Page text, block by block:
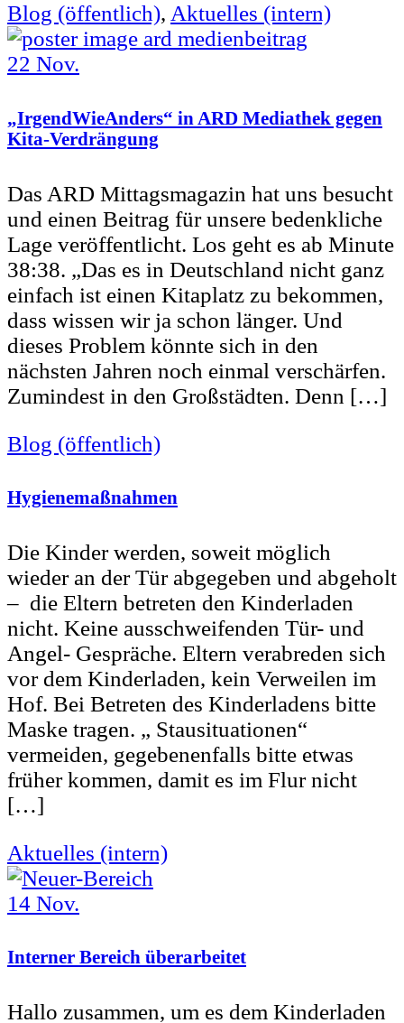
Blog (öffentlich), Aktuelles (intern)
22 Nov.
„IrgendWieAnders“ in ARD Mediathek gegen
Kita-Verdrängung
Das ARD Mittagsmagazin hat uns besucht
und einen Beitrag für unsere bedenkliche
Lage veröffentlicht. Los geht es ab Minute
38:38. „Das es in Deutschland nicht ganz
einfach ist einen Kitaplatz zu bekommen,
dass wissen wir ja schon länger. Und
dieses Problem könnte sich in den
nächsten Jahren noch einmal verschärfen.
Zumindest in den Großstädten. Denn […]
Blog (öffentlich)
Hygienemaßnahmen
Die Kinder werden, soweit möglich
wieder an der Tür abgegeben und abgeholt
– die Eltern betreten den Kinderladen
nicht. Keine ausschweifenden Tür- und
Angel- Gespräche. Eltern verabreden sich
vor dem Kinderladen, kein Verweilen im
Hof. Bei Betreten des Kinderladens bitte
Maske tragen. „ Stausituationen“
vermeiden, gegebenenfalls bitte etwas
früher kommen, damit es im Flur nicht
[…]
Aktuelles (intern)
14 Nov.
Interner Bereich überarbeitet
Hallo zusammen, um es dem Kinderladen